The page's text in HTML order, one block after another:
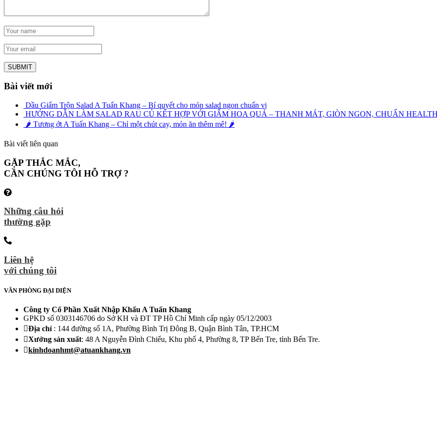
Bài viết mới
Dầu Giấm Trộn Salad A Tuấn Khang – Bí quyết cho món salad ngon chuẩn vị
HƯỚNG DẪN LÀM SALAD RAU CỦ KẾT HỢP VỚI GIẤM HOA QUẢ – THANH MÁT, GIÒN NGON, CHUẨN
🌶️ Tương ớt A Tuấn Khang – Chỉ một chút cay, món ăn thêm mê! 🌶️
Bài viết liên quan
GẶP THẮC MẮC,
CẦN CHÚNG TÔI HỖ TRỢ ?
Những câu hỏi
thường gặp
Liên hệ
với chúng tôi
VĂN PHÒNG ĐẠI DIỆN
Công ty Cố Phần Xuất Nhập Khẩu A Tuấn Khang
GPKD số 0303146706 do Sở KH và ĐT TP Hồ Chí Minh cấp ngày 05/12/2003
Địa chỉ : 144 đường số 1A, Phường Bình Trị Đông B, Quận Bình Tân, TP.HCM
Xưởng sản xuất: 48 A Nguyễn Đình Chiểu, Khu phố 4, Phường 8, TP Bến Tre, tỉnh Bến Tre.
kinhdoanhmt@atuankhang.vn